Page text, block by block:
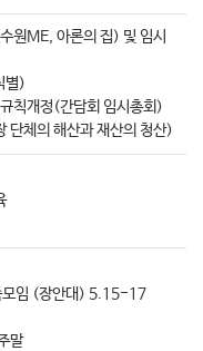
ME, 아론의 집) 및 임시
별)
칙개정(간담회 임시총회)
단체의 해산과 재산의 청산)
임 (장안대) 5.15-17
말